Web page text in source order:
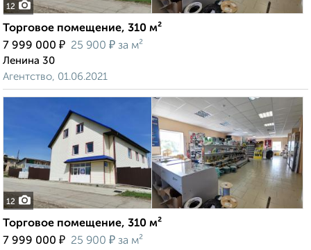
12
Торговое помещение, 310 м²
7 999 000 ₽ 25 900 ₽ за м²
Ленина 30
Агентство, 01.06.2021
12
Торговое помещение, 310 м²
7 999 000 ₽ 25 900 ₽ за м²